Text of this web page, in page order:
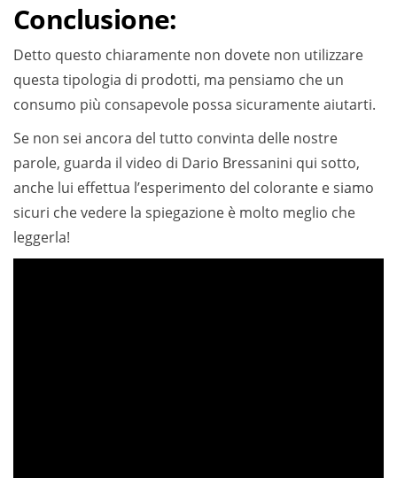
Conclusione:
Detto questo chiaramente non dovete non utilizzare
questa tipologia di prodotti, ma pensiamo che un
consumo più consapevole possa sicuramente aiutarti.
Se non sei ancora del tutto convinta delle nostre
parole, guarda il video di Dario Bressanini qui sotto,
anche lui effettua l’esperimento del colorante e siamo
sicuri che vedere la spiegazione è molto meglio che
leggerla!